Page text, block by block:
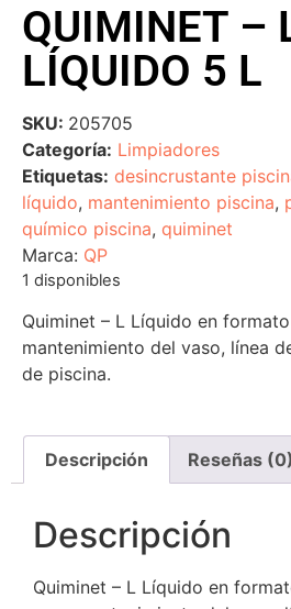
QUIMINET –
LÍQUIDO 5 L
SKU: 205705
Categoría: Limpiadores
Etiquetas: desincrustante
líquido, mantenimiento piscina,
químico piscina, quiminet
Marca: QP
1 disponibles
Quiminet – L Líquido en
mantenimiento del vaso, línea
de piscina.
Descripción Reseñas (0)
Descripción
Quiminet – L Líquido en